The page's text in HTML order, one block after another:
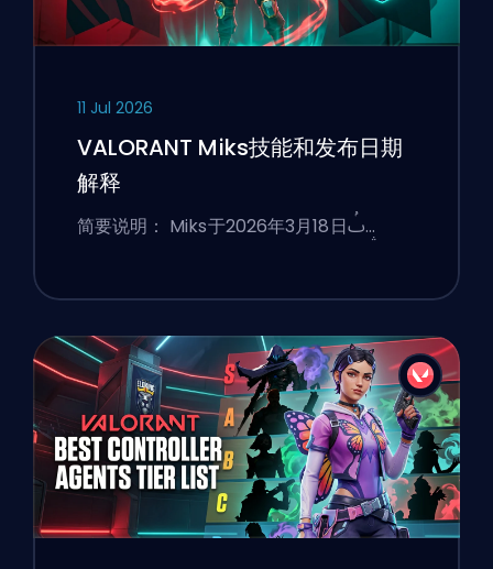
11 Jul 2026
VALORANT Miks技能和发布日期
解释
简要说明： Miks于2026年3月18日ࢷ…